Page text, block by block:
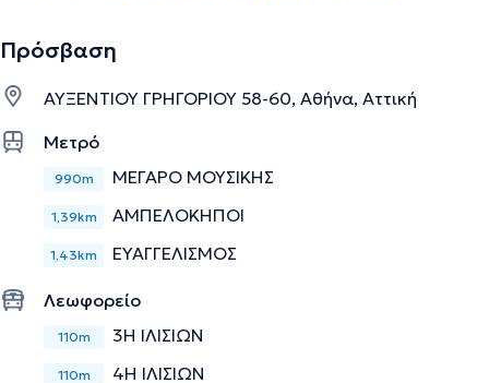
Πρόσβαση
ΑΥΞΕΝΤΙΟΥ ΓΡΗΓΟΡΙΟΥ 58-60, Αθήνα, Αττική
Μετρό
990m ΜΕΓΑΡΟ ΜΟΥΣΙΚΗΣ
1,39km ΑΜΠΕΛΟΚΗΠΟΙ
1,43km ΕΥΑΓΓΕΛΙΣΜΟΣ
Λεωφορείο
110m 3Η ΙΛΙΣΙΩΝ
110m 4Η ΙΛΙΣΙΩΝ